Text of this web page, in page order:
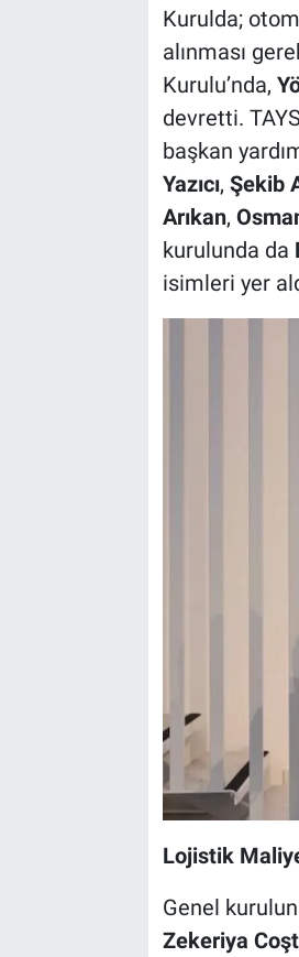
Kurulda;
alınması
Kurulu’nda,
devretti.
başkan
Yazıcı, Şekib
Arıkan,
kurulunda da
isimleri yer
Lojistik
Genel kurulun
Zekeriya